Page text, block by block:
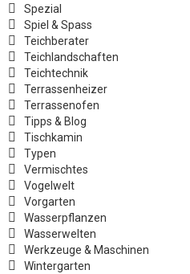
Spezial
Spiel & Spass
Teichberater
Teichlandschaften
Teichtechnik
Terrassenheizer
Terrassenofen
Tipps & Blog
Tischkamin
Typen
Vermischtes
Vogelwelt
Vorgarten
Wasserpflanzen
Wasserwelten
Werkzeuge & Maschinen
Wintergarten